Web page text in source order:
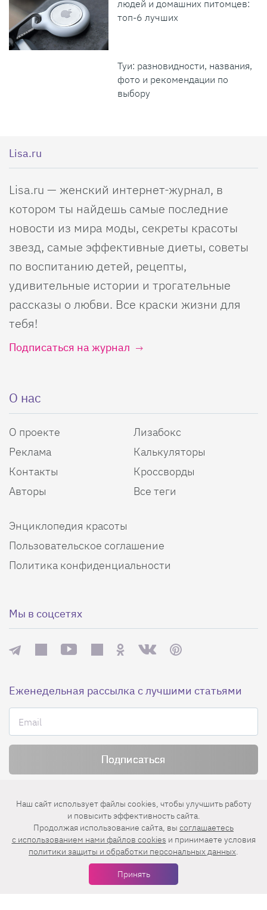
людей и домашних питомцев:
топ-6 лучших
Туи: разновидности, названия,
фото и рекомендации по
выбору
Lisa.ru
Lisa.ru — женский интернет-журнал, в
котором ты найдешь самые последние
новости из мира моды, секреты красоты
звезд, самые эффективные диеты, советы
по воспитанию детей, рецепты,
удивительные истории и трогательные
рассказы о любви. Все краски жизни для
тебя!
Подписаться на журнал
О нас
О проекте
Реклама
Контакты
Авторы
Лизабокс
Калькуляторы
Кроссворды
Все теги
Энциклопедия красоты
Пользовательское соглашение
Политика конфиденциальности
Мы в соцсетях
Еженедельная рассылка с лучшими статьями
правила рассылок.
Нашли ошибку? Выделите ее и нажмите
© 2026 АО «БКМ», ОГРН 1027739494584, ИНН 7705056238
Наш сайт использует файлы cookies, чтобы улучшить работу
и повысить эффективность сайта.
Продолжая использование сайта, вы соглашаетесь
c использованием нами файлов cookies и принимаете условия
политики защиты и обработки персональных данных.
Принять